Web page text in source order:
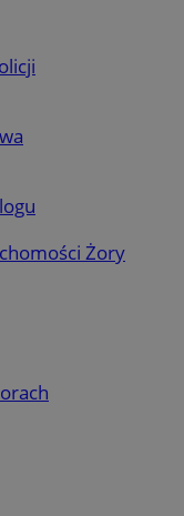
Żory